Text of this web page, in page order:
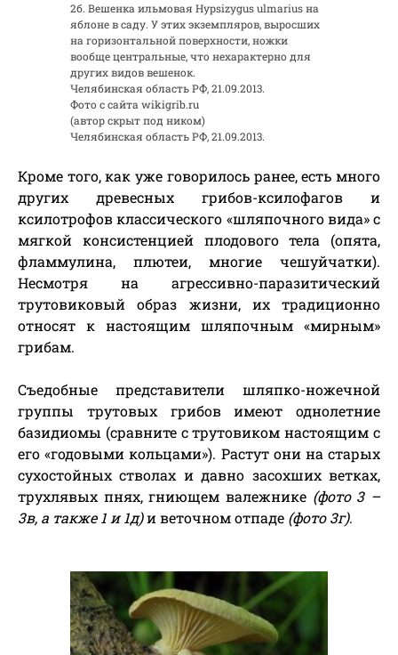
2б. Вешенка ильмовая Hypsizygus ulmarius на
яблоне в саду. У этих экземпляров, выросших
на горизонтальной поверхности, ножки
вообще центральные, что нехарактерно для
других видов вешенок.
Челябинская область РФ, 21.09.2013.
Фото с сайта wikigrib.ru
(автор скрыт под ником)
Челябинская область РФ, 21.09.2013.
Кроме того, как уже говорилось ранее, есть много
других древесных грибов-ксилофагов и
ксилотрофов классического «шляпочного вида» с
мягкой консистенцией плодового тела (опята,
фламмулина, плютеи, многие чешуйчатки).
Несмотря на агрессивно-паразитический
трутовиковый образ жизни, их традиционно
относят к настоящим шляпочным «мирным»
грибам.
Съедобные представители шляпко-ножечной
группы трутовых грибов имеют однолетние
базидиомы (сравните с трутовиком настоящим с
его«годовыми кольцами»). Растут они на старых
сухостойных стволах и давно засохших ветках,
трухлявых пнях, гниющем валежнике (фото 3 –
3в, а также 1 и 1д)и веточном отпаде (фото 3г).